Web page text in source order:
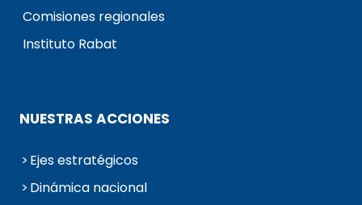
Comisiones regionales
Instituto Rabat
NUESTRAS ACCIONES
Ejes estratégicos
Dinámica nacional